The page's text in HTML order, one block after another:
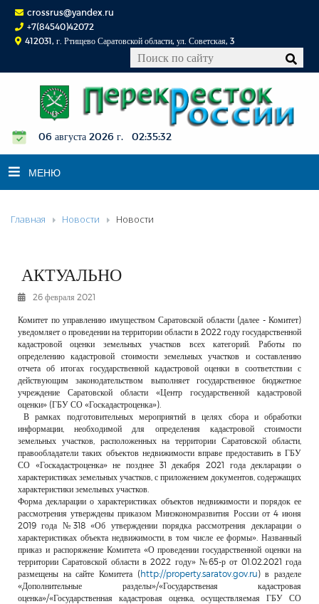
crossrus@yandex.ru
+7(84540)42072
412031, г. Ртищево Саратовской области, ул. Советская, 3
06 августа 2026 г. 02:35:33
МЕНЮ
НОВОСТИ
К СВЕДЕНИЮ
РЕКЛАМОДАТЕЛЯМ
ОБЪЯВЛЕНИЯ
КОНТАКТЫ
Главная Новости Новости
АКТУАЛЬНО
26 февраля 2021
Комитет по управлению имуществом Саратовской области (далее - Комитет)
уведомляет о проведении на территории области в 2022 году государственной
кадастровой оценки земельных участков всех категорий. Работы по
определению кадастровой стоимости земельных участков и составлению
отчета об итогах государственной кадастровой оценки в соответствии с
действующим законодательством выполняет государственное бюджетное
учреждение Саратовской области «Центр государственной кадастровой
оценки» (ГБУ СО «Госкадастроценка»).
В рамках подготовительных мероприятий в целях сбора и обработки
информации, необходимой для определения кадастровой стоимости
земельных участков, расположенных на территории Саратовской области,
правообладатели таких объектов недвижимости вправе предоставить в ГБУ
СО «Госкадастроценка» не позднее 31 декабря 2021 года декларации о
характеристиках земельных участков, с приложением документов, содержащих
характеристики земельных участков.
Форма декларации о характеристиках объектов недвижимости и порядок ее
рассмотрения утверждены приказом Минэкономразвития России от 4 июня
2019 года №318 «Об утверждении порядка рассмотрения декларации о
характеристиках объекта недвижимости, в том числе ее формы». Названный
приказ и распоряжение Комитета «О проведении государственной оценки на
территории Саратовской области в 2022 году» №65-р от 01.02.2021 года
размещены на сайте Комитета (http://property.saratov.gov.ru) в разделе
«Дополнительные разделы»/«Государственая кадастровая
оценка»/«Государственная кадастровая оценка, осуществляемая ГБУ СО